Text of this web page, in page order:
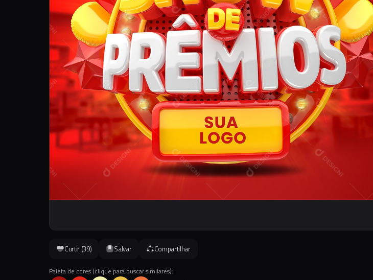
Curtir (39) Salvar Compartilhar
Paleta de cores (clique para buscar similares):